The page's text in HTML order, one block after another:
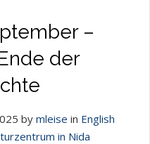
–
der
bymleise in English
in Nida